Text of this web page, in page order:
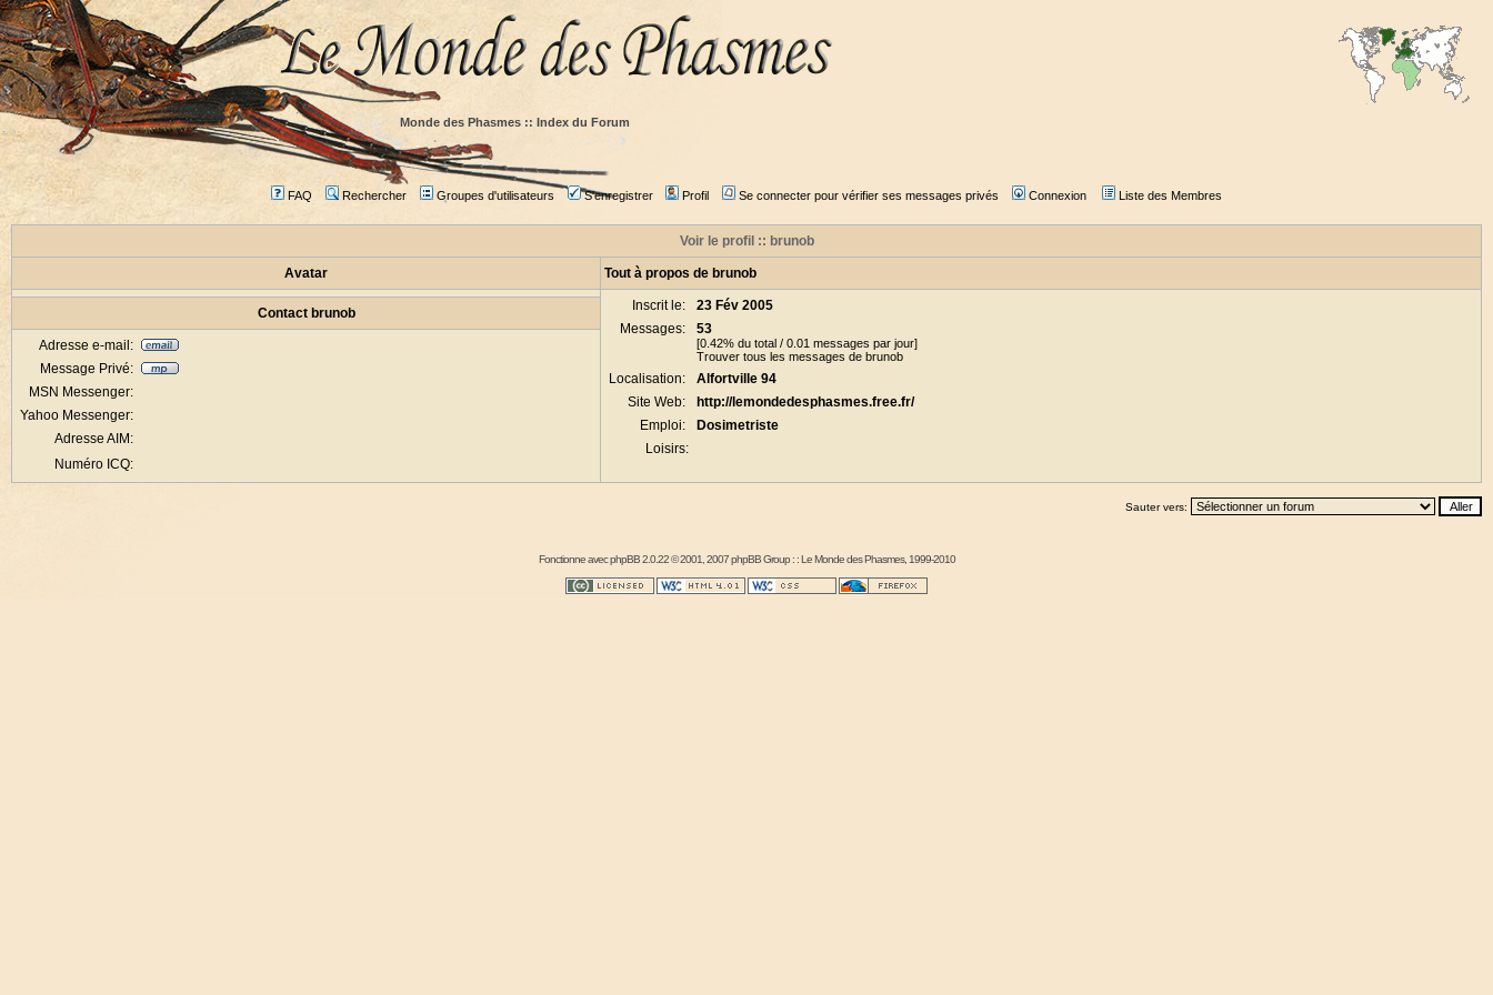
Monde des Phasmes :: Index du Forum
FAQ Rechercher Groupes d'utilisateurs S'enregistrer Profil Se connecter pour vérifier ses messages privés Connexion Liste des Membres
Voir le profil :: brunob
Avatar Tout à propos de brunob
Inscrit le:
23 Fév 2005
Messages:
53
[0.42% du total / 0.01 messages par jour]
Trouver tous les messages de brunob
Localisation:
Alfortville 94
Site Web:
http://lemondedesphasmes.free.fr/
Emploi:
Dosimetriste
Loisirs:
Contact brunob
Adresse e-mail:
Message Privé:
MSN Messenger:
Yahoo Messenger:
Adresse AIM:
Numéro ICQ:
Sauter vers:
Fonctionne avecphpBB2.0.22 © 2001, 2007 phpBB Group : :Le Monde des Phasmes, 1999-2010